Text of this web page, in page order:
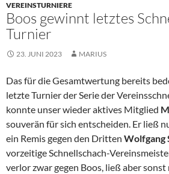
VEREINSTURNIERE
Boos gewinnt letztes
Turnier
23. JUNI 2023 MARIUS
Das für die Gesamtwertung bereits
letzte Turnier der Serie der
konnte unser wieder aktives Mitglied
souverän für sich entscheiden. Er ließ
ein Remis gegen den Dritten Wolfgang
vorzeitige Schnellschach-
verlor zwar gegen Boos, ließ aber